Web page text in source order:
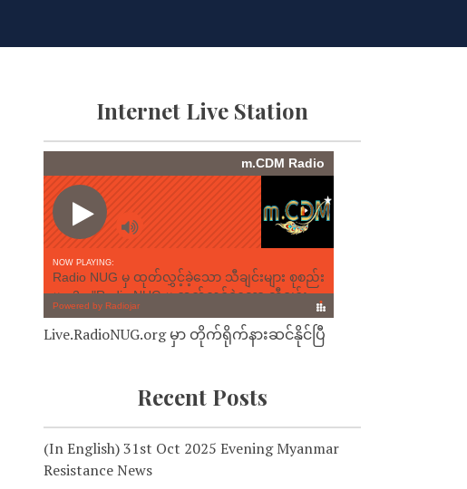
Internet Live Station
Live.RadioNUG.org မှာ တိုက်ရိုက်နားဆင်နိုင်ပြီ
Recent Posts
(In English) 31st Oct 2025 Evening Myanmar
Resistance News